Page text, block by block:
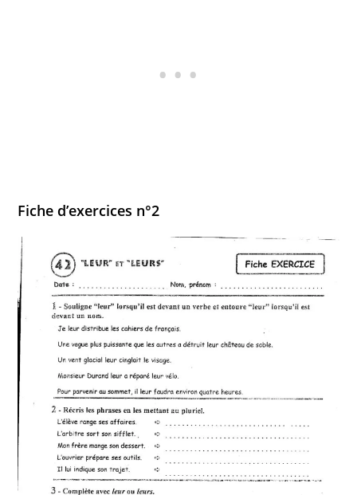
Fiche d’exercices n°2